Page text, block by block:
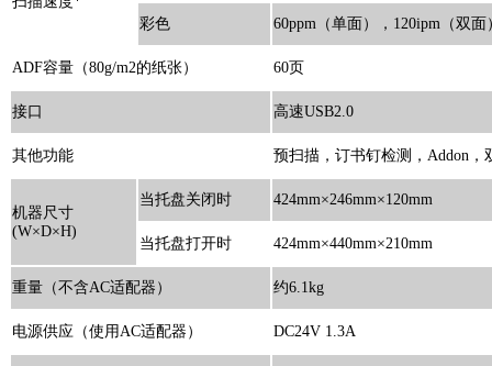
彩色
60ppm（单面），120ipm（双面
ADF容量（80g/m2的纸张） 60页
接口 高速USB2.0
其他功能 预扫描，订书钉检测，Addon，
机器尺寸
(W×D×H)
当托盘关闭时 424mm×246mm×120mm
当托盘打开时 424mm×440mm×210mm
重量（不含AC适配器） 约6.1kg
电源供应（使用AC适配器） DC24V 1.3A